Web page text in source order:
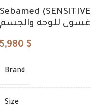
Sebamed
غسول للوجه والجسم
5,980 $
Brand
Size